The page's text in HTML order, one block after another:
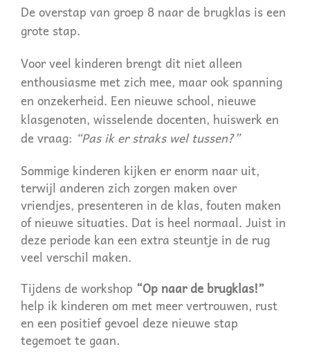
De overstap van groep 8 naar de brugklas is een
grote stap.
Voor veel kinderen brengt dit niet alleen
enthousiasme met zich mee, maar ook spanning
en onzekerheid. Een nieuwe school, nieuwe
klasgenoten, wisselende docenten, huiswerk en
de vraag: “Pas ik er straks wel tussen?”
Sommige kinderen kijken er enorm naar uit,
terwijl anderen zich zorgen maken over
vriendjes, presenteren in de klas, fouten maken
of nieuwe situaties. Dat is heel normaal. Juist in
deze periode kan een extra steuntje in de rug
veel verschil maken.
Tijdens de workshop “Op naar de brugklas!”
help ik kinderen om met meer vertrouwen, rust
en een positief gevoel deze nieuwe stap
tegemoet te gaan.